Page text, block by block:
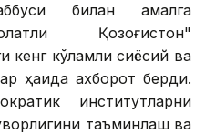
билан амалга
Қозоғистон"
кенг кўламли сиёсий ва
ҳақида ахборот берди.
институтларни
таъминлаш ва